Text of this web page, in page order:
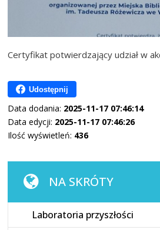
Certyfikat potwierdzający udział w
Udostępnij
Data dodania: 2025-11-17 07:46:14
Data edycji: 2025-11-17 07:46:26
Ilość wyświetleń: 436
NA SKRÓTY
Laboratoria przyszłości